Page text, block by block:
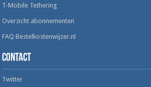
T-Mobile Tethering
Overzicht abonnementen
FAQ Bestelkostenwijzer.nl
Contact
Twitter